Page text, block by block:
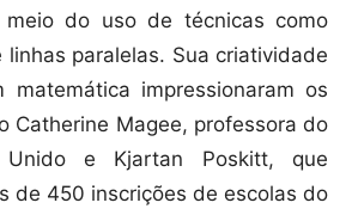
meio do uso de técnicas como
linhas paralelas. Sua criatividade
matemática impressionaram os
Catherine Magee, professora do
e Kjartan Poskitt, que
de 450 inscrições de escolas do